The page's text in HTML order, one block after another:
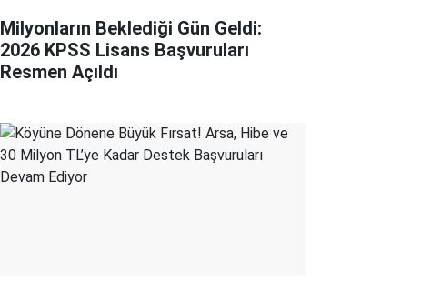
Milyonların Beklediği Gün Geldi:
2026 KPSS Lisans Başvuruları
Resmen Açıldı